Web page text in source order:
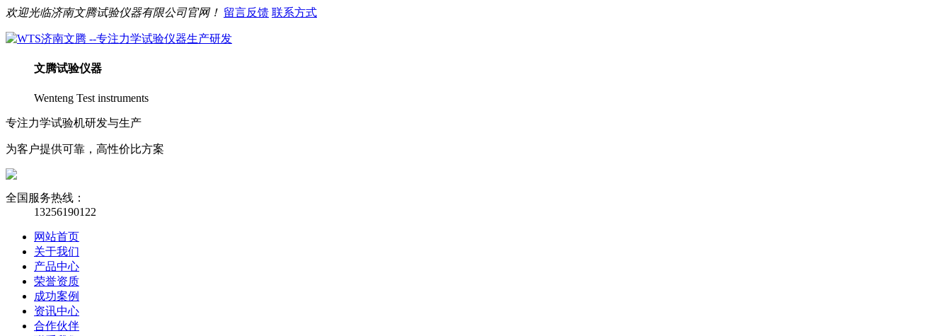
欢迎光临济南文腾试验仪器有限公司官网！ 留言反馈 联系方式
文腾试验仪器
Wenteng Test instruments
专注力学试验机研发与生产
为客户提供可靠，高性价比方案
全国服务热线：
13256190122
网站首页
关于我们
产品中心
荣誉资质
成功案例
资讯中心
合作伙伴